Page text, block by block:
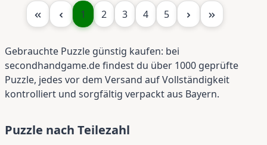
Seite
1 Seite
2 Seite
3 Seite
4 Seite
5
Gebrauchte Puzzle günstig kaufen: bei
secondhandgame.de findest du über 1000 geprüfte
Puzzle, jedes vor dem Versand auf Vollständigkeit
kontrolliert und sorgfältig verpackt aus Bayern.
Puzzle nach Teilezahl